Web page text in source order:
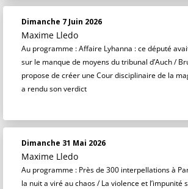
Dimanche 7 Juin 2026
Maxime Lledo
Au programme : Affaire Lyhanna : ce député
sur le manque de moyens du tribunal d’Auch /
propose de créer une Cour disciplinaire de la
a rendu son verdict
Dimanche 31 Mai 2026
Maxime Lledo
Au programme : Près de 300 interpellations à
la nuit a viré au chaos / La violence et l’impunité